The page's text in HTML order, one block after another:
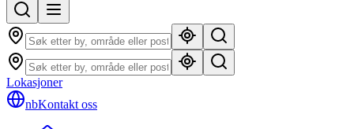
Lokasjoner
nbKontakt oss